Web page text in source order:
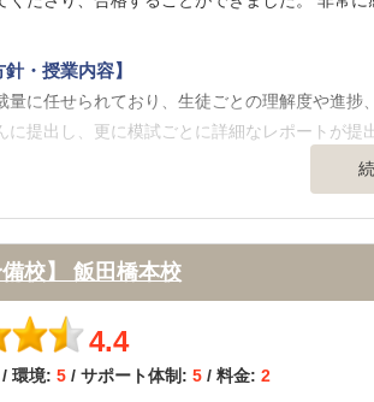
ガツでき、自分で質問を見つけられるのであ
しい問題でも真摯に向き合ってくれると思うか
・授業内容】
量に任せられており、生徒ごとの理解度や進
に提出し、更に模試ごとに詳細なレポートが提
す。また、飯田橋駅の近くで交通の利便性も
ューターとの距離が近く、いつでも相談でき
備校】 飯田橋本校
4.4
/ 環境: 5 / サポート体制: 5 / 料金: 2